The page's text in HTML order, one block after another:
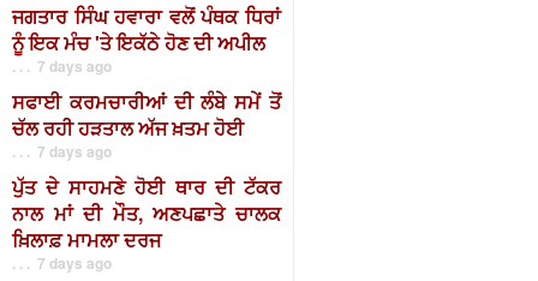
ਜਗਤਾਰ ਸਿੰਘ ਹਵਾਰਾ ਵਲੋਂ ਪੰਥਕ ਧਿਰਾਂ
ਨੂੰ ਇਕ ਮੰਚ 'ਤੇ ਇਕੱਠੇ ਹੋਣ ਦੀ ਅਪੀਲ
. . . 7 days ago
ਸਫਾਈ ਕਰਮਚਾਰੀਆਂ ਦੀ ਲੰਬੇ ਸਮੇਂ ਤੋਂ
ਚੱਲ ਰਹੀ ਹੜਤਾਲ ਅੱਜ ਖ਼ਤਮ ਹੋਈ
. . . 7 days ago
ਪੁੱਤ ਦੇ ਸਾਹਮਣੇ ਹੋਈ ਥਾਰ ਦੀ ਟੱਕਰ
ਨਾਲ ਮਾਂ ਦੀ ਮੌਤ, ਅਣਪਛਾਤੇ ਚਾਲਕ
ਖ਼ਿਲਾਫ਼ ਮਾਮਲਾ ਦਰਜ
. . . 7 days ago